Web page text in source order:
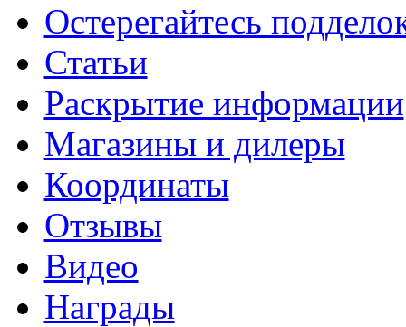
Остерегайтесь
Статьи
Раскрытие информации
Магазины и дилеры
Координаты
Отзывы
Видео
Награды